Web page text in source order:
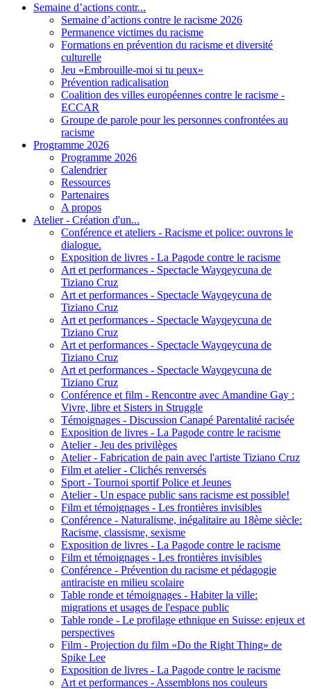
Semaine d’actions contr...
Semaine d’actions contre le racisme 2026
Permanence victimes du racisme
Formations en prévention du racisme et diversité
culturelle
Jeu «Embrouille-moi si tu peux»
Prévention radicalisation
Coalition des villes européennes contre le racisme -
ECCAR
Groupe de parole pour les personnes confrontées au
racisme
Programme 2026
Programme 2026
Calendrier
Ressources
Partenaires
A propos
Atelier - Création d'un...
Conférence et ateliers - Racisme et police: ouvrons le
dialogue.
Exposition de livres - La Pagode contre le racisme
Art et performances - Spectacle Wayqeycuna de
Tiziano Cruz
Art et performances - Spectacle Wayqeycuna de
Tiziano Cruz
Art et performances - Spectacle Wayqeycuna de
Tiziano Cruz
Art et performances - Spectacle Wayqeycuna de
Tiziano Cruz
Art et performances - Spectacle Wayqeycuna de
Tiziano Cruz
Conférence et film - Rencontre avec Amandine Gay :
Vivre, libre et Sisters in Struggle
Témoignages - Discussion Canapé Parentalité racisée
Exposition de livres - La Pagode contre le racisme
Atelier - Jeu des privilèges
Atelier - Fabrication de pain avec l'artiste Tiziano Cruz
Film et atelier - Clichés renversés
Sport - Tournoi sportif Police et Jeunes
Atelier - Un espace public sans racisme est possible!
Film et témoignages - Les frontières invisibles
Conférence - Naturalisme, inégalitaire au 18ème siècle:
Racisme, classisme, sexisme
Exposition de livres - La Pagode contre le racisme
Film et témoignages - Les frontières invisibles
Conférence - Prévention du racisme et pédagogie
antiraciste en milieu scolaire
Table ronde et témoignages - Habiter la ville:
migrations et usages de l'espace public
Table ronde - Le profilage ethnique en Suisse: enjeux et
perspectives
Film - Projection du film «Do the Right Thing» de
Spike Lee
Exposition de livres - La Pagode contre le racisme
Art et performances - Assemblons nos couleurs